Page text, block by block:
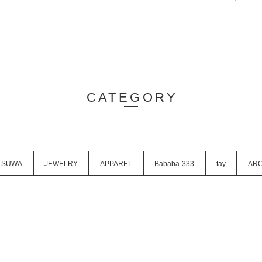
CATEGORY
JEWELRY APPAREL Bababa-333 tay